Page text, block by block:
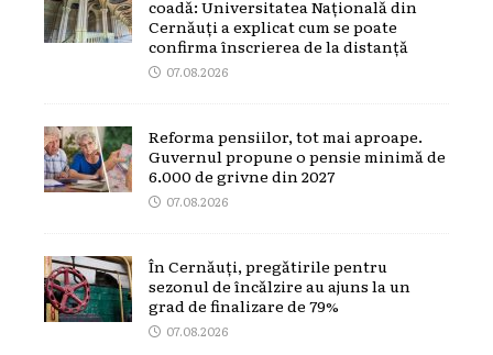
coadă: Universitatea Națională din
Cernăuți a explicat cum se poate
confirma înscrierea de la distanță
07.08.2026
Reforma pensiilor, tot mai aproape.
Guvernul propune o pensie minimă de
6.000 de grivne din 2027
07.08.2026
În Cernăuți, pregătirile pentru
sezonul de încălzire au ajuns la un
grad de finalizare de 79%
07.08.2026